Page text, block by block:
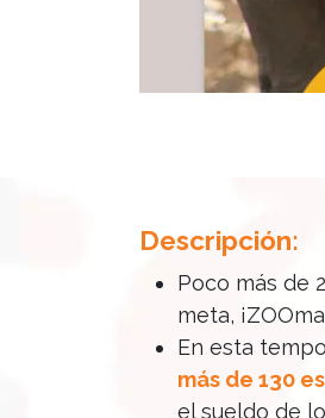
Descripción:
Poco más de
meta,
En esta
más de 130
el sueldo de